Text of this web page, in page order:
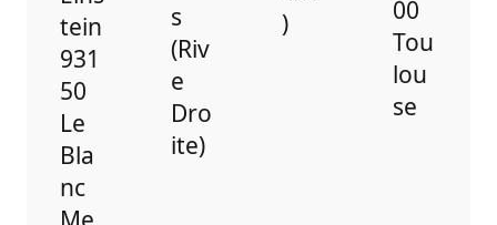
tein
931
50
Le
Bla
nc
s
(Riv
e
Dro
ite)
)
00
Tou
lou
se